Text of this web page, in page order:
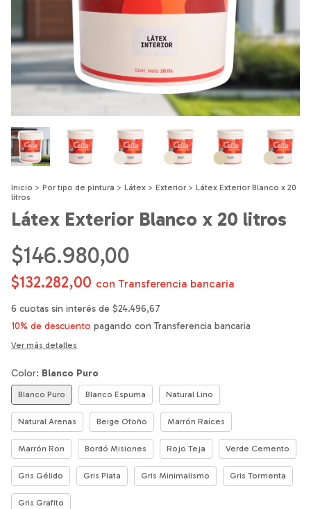
Inicio > Por tipo de pintura > Látex > Exterior > Látex Exterior Blanco x 20
litros
Látex Exterior Blanco x 20 litros
$146.980,00
$132.282,00 con Transferencia bancaria
6 cuotas sin interés de $24.496,67
10% de descuento pagando con Transferencia bancaria
Ver más detalles
Color: Blanco Puro
Blanco Puro Blanco Espuma Natural Lino
Natural Arenas Beige Otoño Marrón Raíces
Marrón Ron Bordó Misiones Rojo Teja Verde Cemento
Gris Gélido Gris Plata Gris Minimalismo Gris Tormenta
Gris Grafito